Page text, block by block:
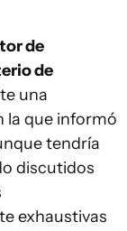
de
de
una
la que informó
tendría
discutidos
exhaustivas